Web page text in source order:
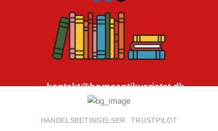
kontakt@borneantikvariatet.dk
HANDELSBETINGELSER TRUSTPILOT